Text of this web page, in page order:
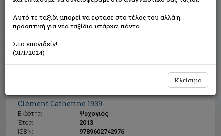
Clément Catherine 1939-
Εκδότης:
Ψυχογιός
Έτος:
2013
ISBN:
9789602742976
Εξαντλημένο από τον
εκδότη
Αυτό το ταξίδι μπορεί να έφτασε στο τέλος του αλλά η
προοπτική για νέα ταξίδια υπάρχει πάντα.
Στο επανιδείν!
(31/1/2024)
Κλείσιμο